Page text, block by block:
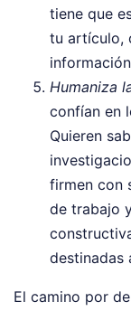
tiene que
tu artículo,
Humaniza
confían en
Quieren
firmen con
de trabajo
destinadas
El camino por